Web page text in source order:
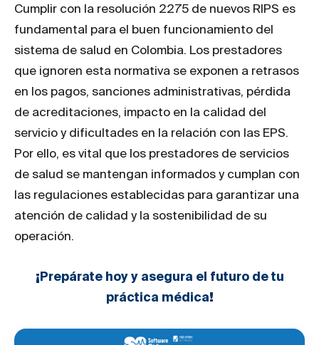
Cumplir con la resolución 2275 de nuevos RIPS es
fundamental para el buen funcionamiento del
sistema de salud en Colombia. Los prestadores
que ignoren esta normativa se exponen a retrasos
en los pagos, sanciones administrativas, pérdida
de acreditaciones, impacto en la calidad del
servicio y dificultades en la relación con las EPS.
Por ello, es vital que los prestadores de servicios
de salud se mantengan informados y cumplan con
las regulaciones establecidas para garantizar una
atención de calidad y la sostenibilidad de su
operación.
¡Prepárate hoy y asegura el futuro de tu
práctica médica!